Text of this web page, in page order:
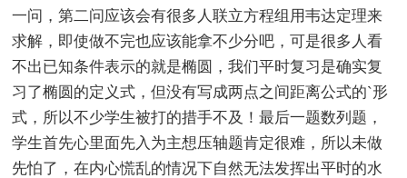
一问，第二问应该会有很多人联立方程组用韦达定理来
求解，即使做不完也应该能拿不少分吧，可是很多人看
不出已知条件表示的就是椭圆，我们平时复习是确实复
习了椭圆的定义式，但没有写成两点之间距离公式的`形
式，所以不少学生被打的措手不及！最后一题数列题，
学生首先心里面先入为主想压轴题肯定很难，所以未做
先怕了，在内心慌乱的情况下自然无法发挥出平时的水